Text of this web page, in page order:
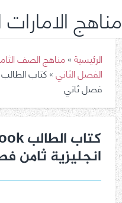
مناهج
الرئيسية»مناهج الصف
الفصل الثاني»
فصل ثاني
انجليزية ثامن